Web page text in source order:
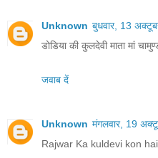
Unknown बुधवार, 13
डोडिया की कुलदेवी माता मां
जवाब दें
Unknown मंगलवार, 19
Rajwar Ka kuldevi kon hai